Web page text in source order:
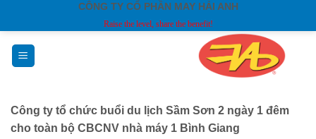
content
CÔNG TY CỔ PHẦN MAY HẢI ANH
Raise the level, share the benefit!
Công ty tổ chức buổi du lịch Sầm Sơn 2 ngày 1 đêm
cho toàn bộ CBCNV nhà máy 1 Bình Giang